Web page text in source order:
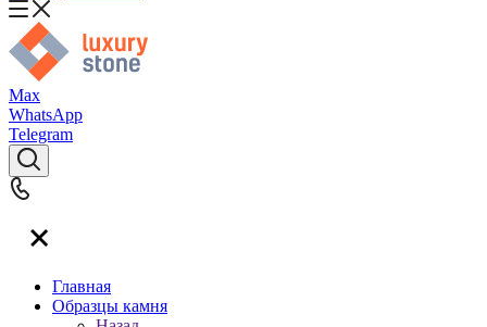
Max
WhatsApp
Telegram
Главная
Образцы камня